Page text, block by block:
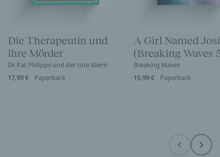
Die Therapeutin und
ihre Mörder
Dr. Pat Philipps und der tote Klient
17,99 €
Paperback
A Girl Named
(Breaking Waves
Breaking Waves
15,99 €
Paperback
Before Next